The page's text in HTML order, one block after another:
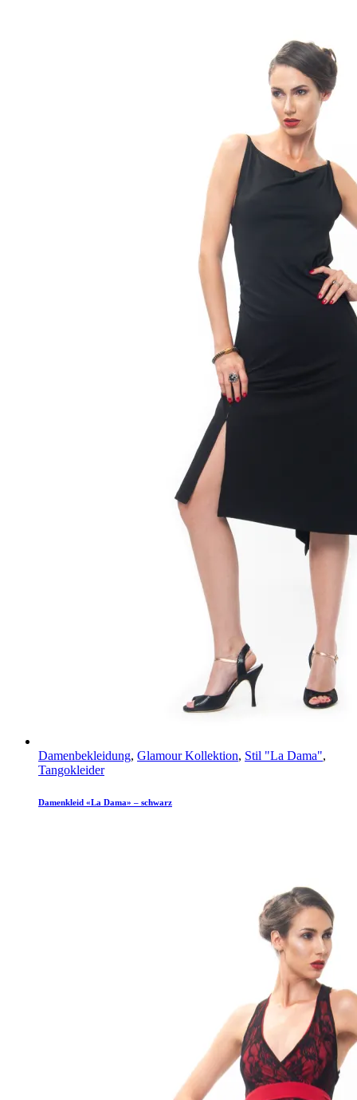
Damenbekleidung, Glamour Kollektion, Stil "La Dama",
Tangokleider
Damenkleid «La Dama» – schwarz